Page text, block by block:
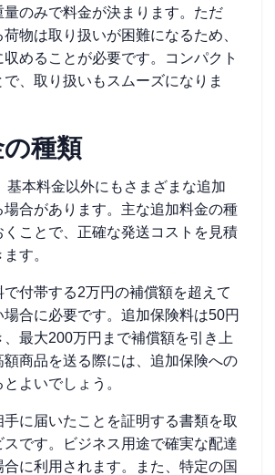
量のみで料金が決まります。ただ
物は取り扱いが困難になるため、
めることが必要です。コンパクト
、取り扱いもスムーズになりま
種類
基本料金以外にもさまざまな追加
合があります。主な追加料金の種
ことで、正確な発送コストを見積
す。
付帯する2万円の補償額を超えて
合に必要です。追加保険料は50円
最大200万円まで補償額を引き上
額商品を送る際には、追加保険への
よいでしょう。
に届いたことを証明する書類を取
です。ビジネス用途で確実な配達
に利用されます。また、特定の国